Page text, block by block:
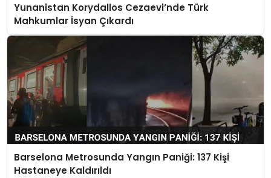
Yunanistan Korydallos Cezaevi’nde Türk
Mahkumlar İsyan Çıkardı
Barselona Metrosunda Yangın Paniği: 137 Kişi
Hastaneye Kaldırıldı